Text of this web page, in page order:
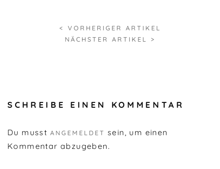
< VORHERIGER ARTIKEL
NÄCHSTER ARTIKEL >
SCHREIBE EINEN KOMMENTAR
Du musst ANGEMELDET sein, um einen
Kommentar abzugeben.